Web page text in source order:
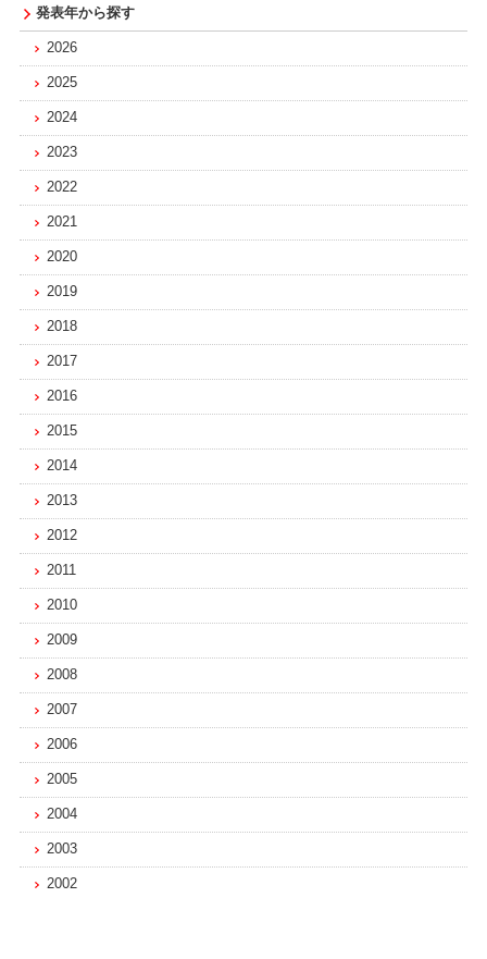
発表年から探す
2026
2025
2024
2023
2022
2021
2020
2019
2018
2017
2016
2015
2014
2013
2012
2011
2010
2009
2008
2007
2006
2005
2004
2003
2002